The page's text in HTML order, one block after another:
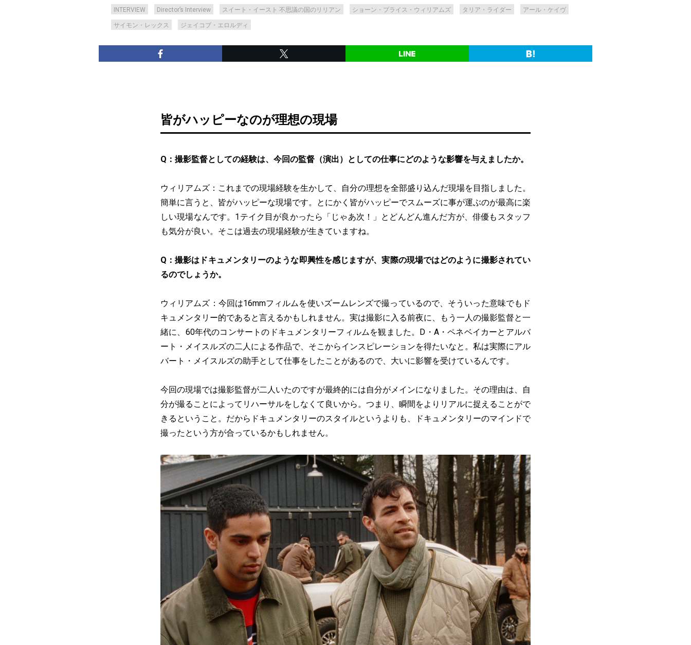
INTERVIEW Director’s Interview スイート・イースト 不思議の国のリリアン ショーン・プライス・ウィリアムズ タリア・ライダー アール・ケイヴ
サイモン・レックス ジェイコブ・エロルディ
皆がハッピーなのが理想の現場
Q：撮影監督としての経験は、今回の監督（演出）としての仕事にどのような影響を与えましたか。
ウィリアムズ：これまでの現場経験を生かして、自分の理想を全部盛り込んだ現場を目指しました。
簡単に言うと、皆がハッピーな現場です。とにかく皆がハッピーでスムーズに事が運ぶのが最高に楽
しい現場なんです。1テイク目が良かったら「じゃあ次！」とどんどん進んだ方が、俳優もスタッフ
も気分が良い。そこは過去の現場経験が生きていますね。
Q：撮影はドキュメンタリーのような即興性を感じますが、実際の現場ではどのように撮影されてい
るのでしょうか。
ウィリアムズ：今回は16mmフィルムを使いズームレンズで撮っているので、そういった意味でもド
キュメンタリー的であると言えるかもしれません。実は撮影に入る前夜に、もう一人の撮影監督と一
緒に、60年代のコンサートのドキュメンタリーフィルムを観ました。D・A・ペネベイカーとアルバ
ート・メイスルズの二人による作品で、そこからインスピレーションを得たいなと。私は実際にアル
バート・メイスルズの助手として仕事をしたことがあるので、大いに影響を受けているんです。
今回の現場では撮影監督が二人いたのですが最終的には自分がメインになりました。その理由は、自
分が撮ることによってリハーサルをしなくて良いから。つまり、瞬間をよりリアルに捉えることがで
きるということ。だからドキュメンタリーのスタイルというよりも、ドキュメンタリーのマインドで
撮ったという方が合っているかもしれません。